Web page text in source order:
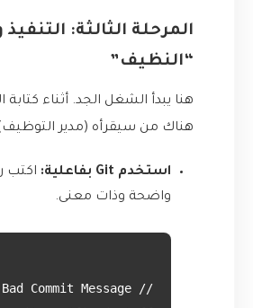
المرحلة الثالثة: التنفيذ
“النظيف”
هنا يبدأ الشغل الجد. أثناء كتابة
هناك من سيقرأه (مدير
استخدم Git بفاعلية:
واضحة وذات معنى.